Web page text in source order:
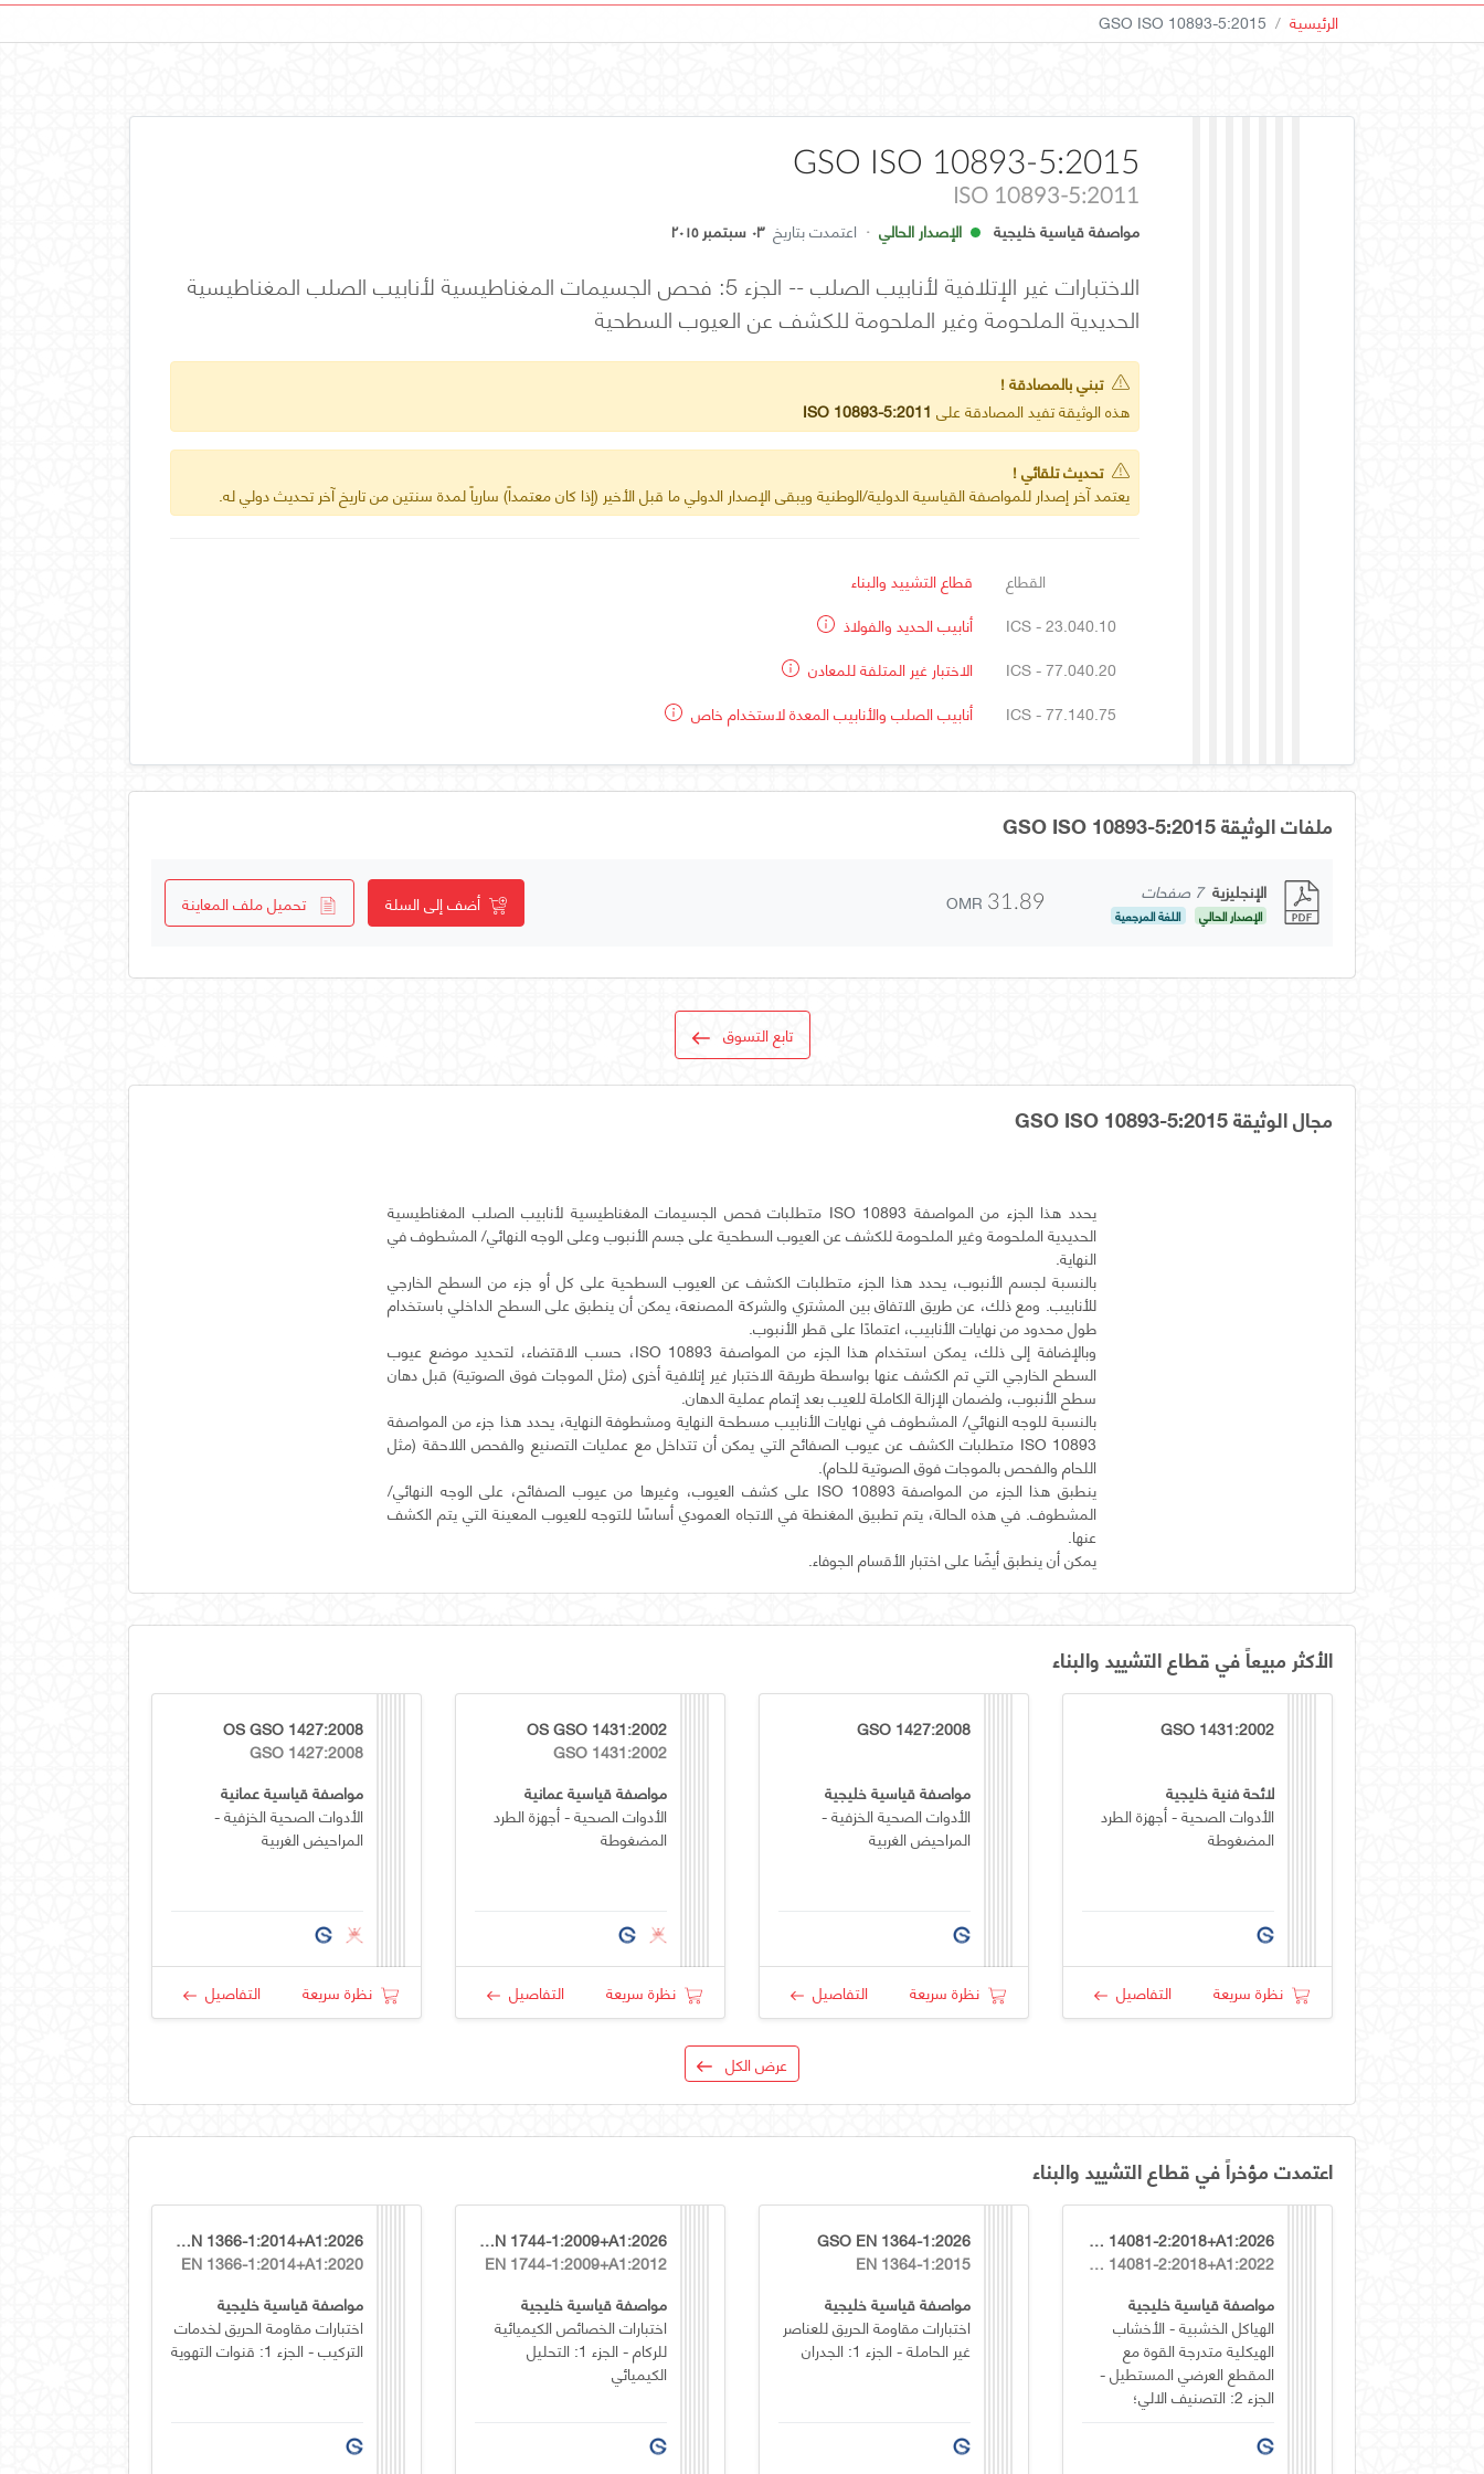
الرئيسية GSO ISO 10893-5:2015
GSO ISO 10893-5:2015
ISO 10893-5:2011
مواصفة قياسية خليجية الإصدار الحالي · اعتمدت بتاريخ ٠٣ سبتمبر ٢٠١٥
الاختبارات غير الإتلافية لأنابيب الصلب -- الجزء 5: فحص الجسيمات المغناطيسية لأنابيب الصلب المغناطيسية
الحديدية الملحومة وغير الملحومة للكشف عن العيوب السطحية
تبني بالمصادقة !
هذه الوثيقة تفيد المصادقة على ISO 10893-5:2011
تحديث تلقائي !
يعتمد آخر إصدار للمواصفة القياسية الدولية/الوطنية ويبقى الإصدار الدولي ما قبل الأخير (إذا كان معتمداً) سارياً لمدة سنتين من تاريخ آخر تحديث دولي له.
القطاع
قطاع التشييد والبناء
ICS - 23.040.10
أنابيب الحديد والفولاذ
ICS - 77.040.20
الاختبار غير المتلفة للمعادن
ICS - 77.140.75
أنابيب الصلب والأنابيب المعدة لاستخدام خاص
ملفات الوثيقة GSO ISO 10893-5:2015
الإنجليزية 7 صفحات
الإصدار الحالي اللغة المرجعية OMR 31.89 أضف إلى السلة تحميل ملف المعاينة
تابع التسوق
مجال الوثيقة GSO ISO 10893-5:2015
يحدد هذا الجزء من المواصفة ISO 10893 متطلبات فحص الجسيمات المغناطيسية لأنابيب الصلب المغناطيسية
الحديدية الملحومة وغير الملحومة للكشف عن العيوب السطحية على جسم الأنبوب وعلى الوجه النهائي/ المشطوف في
بالنسبة لجسم الأنبوب، يحدد هذا الجزء متطلبات الكشف عن العيوب السطحية على كل أو جزء من السطح الخارجي
للأنابيب. ومع ذلك، عن طريق الاتفاق بين المشتري والشركة المصنعة، يمكن أن ينطبق على السطح الداخلي باستخدام
وبالإضافة إلى ذلك، يمكن استخدام هذا الجزء من المواصفة ISO 10893، حسب الاقتضاء، لتحديد موضع عيوب
السطح الخارجي التي تم الكشف عنها بواسطة طريقة الاختبار غير إتلافية أخرى (مثل الموجات فوق الصوتية) قبل دهان
بالنسبة للوجه النهائي/ المشطوف في نهايات الأنابيب مسطحة النهاية ومشطوفة النهاية، يحدد هذا جزء من المواصفة
ISO 10893 متطلبات الكشف عن عيوب الصفائح التي يمكن أن تتداخل مع عمليات التصنيع والفحص اللاحقة (مثل
ينطبق هذا الجزء من المواصفة ISO 10893 على كشف العيوب، وغيرها من عيوب الصفائح، على الوجه النهائي/
المشطوف. في هذه الحالة، يتم تطبيق المغنطة في الاتجاه العمودي أساسًا للتوجه للعيوب المعينة التي يتم الكشف
يمكن أن ينطبق أيضًا على اختبار الأقسام الجوفاء.
الأكثر مبيعاً في قطاع التشييد والبناء
GSO 1431:2002
لائحة فنية خليجية
الأدوات الصحية - أجهزة الطرد
المضغوطة
نظرة سريعة التفاصيل
GSO 1427:2008
مواصفة قياسية خليجية
الأدوات الصحية الخزفية -
المراحيض الغربية
نظرة سريعة التفاصيل
OS GSO 1431:2002
GSO 1431:2002
مواصفة قياسية عمانية
الأدوات الصحية - أجهزة الطرد
المضغوطة
نظرة سريعة التفاصيل
OS GSO 1427:2008
GSO 1427:2008
مواصفة قياسية عمانية
الأدوات الصحية الخزفية -
المراحيض الغربية
نظرة سريعة التفاصيل
عرض الكل
اعتمدت مؤخراً في قطاع التشييد والبناء
GSO EN 14081-2:2018+A1:2026
EN 14081-2:2018+A1:2022
مواصفة قياسية خليجية
الهياكل الخشبية - الأخشاب
الهيكلية متدرجة القوة مع
المقطع العرضي المستطيل -
الجزء 2: التصنيف الالي؛
متطلبات إضافية لاختبار النوع
GSO EN 1364-1:2026
EN 1364-1:2015
مواصفة قياسية خليجية
اختبارات مقاومة الحريق للعناصر
غير الحاملة - الجزء 1: الجدران
GSO EN 1744-1:2009+A1:2026
EN 1744-1:2009+A1:2012
مواصفة قياسية خليجية
اختبارات الخصائص الكيميائية
للركام - الجزء 1: التحليل
الكيميائي
GSO EN 1366-1:2014+A1:2026
EN 1366-1:2014+A1:2020
مواصفة قياسية خليجية
اختبارات مقاومة الحريق لخدمات
التركيب - الجزء 1: قنوات التهوية